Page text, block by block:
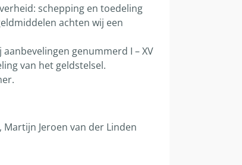
schepping en toedeling
achten wij een
genummerd I – XV
van het geldstelsel.
Jeroen van der Linden